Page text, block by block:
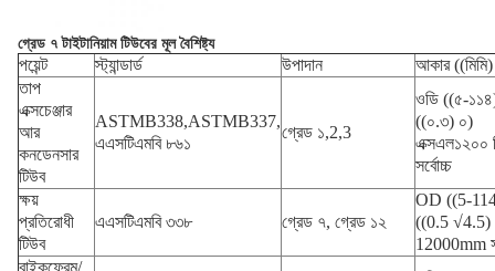
গ্রেড ৭ টাইটানিয়াম টিউবের মূল বৈশিষ্ট্য
পয়েন্ট স্ট্যান্ডার্ড উপাদান
আকার ((মিমি)
তাপ
এক্সচেঞ্জার
আর
কনডেনসার
টিউব
ASTMB338,ASTMB337,
এএসটিএমবি ৮৬১
গ্রেড ১,2,3
ওডি ((৫-
((০.৩) ০)
এক্সএল১২০০
সর্বোচ্চ
ক্ষয়
প্রতিরোধী
টিউব
এএসটিএমবি ৩৩৮ গ্রেড ৭, গ্রেড ১২
OD ((5-
((0.5 √4.5)
12000mm
বাইকফ্রেম/